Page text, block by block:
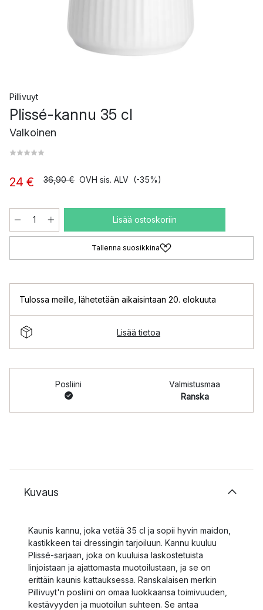
Pillivuyt
Plissé-kannu 35 cl
Valkoinen
24 € 36,90 € OVH sis. ALV (-35%)
Lisää ostoskoriin
Tallenna suosikkina
Tulossa meille lähetetään aikaisintaan 20. elokuuta
Lisää tietoa
Posliini
Valmistusmaa
Ranska
Kuvaus
Kaunis kannu, joka vetää 35 cl ja sopii hyvin maidon,
kastikkeen tai dressingin tarjoiluun. Kannu kuuluu
Plissé-sarjaan, joka on kuuluisa laskostetuista
linjoistaan ja ajattomasta muotoilustaan, ja se on
erittäin kaunis kattauksessa. Ranskalaisen merkin
Pillivuyt'n posliini on omaa luokkaansa toimivuuden,
kestävyyden ja muotoilun suhteen. Se antaa